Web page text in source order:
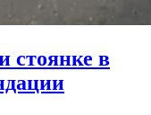
стоянке в